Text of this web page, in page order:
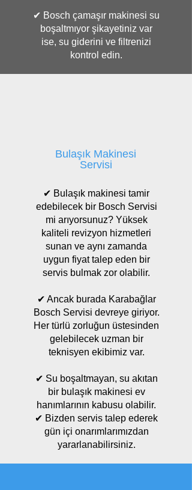
✔ Bosch çamaşır makinesi su
boşaltmıyor şikayetiniz var
ise, su giderini ve filtrenizi
kontrol edin.
Bulaşık Makinesi
Servisi
✔ Bulaşık makinesi tamir
edebilecek bir Bosch Servisi
mi arıyorsunuz? Yüksek
kaliteli revizyon hizmetleri
sunan ve aynı zamanda
uygun fiyat talep eden bir
servis bulmak zor olabilir.
✔ Ancak burada Karabağlar
Bosch Servisi devreye giriyor.
Her türlü zorluğun üstesinden
gelebilecek uzman bir
teknisyen ekibimiz var.
✔ Su boşaltmayan, su akıtan
bir bulaşık makinesi ev
hanımlarının kabusu olabilir.
✔ Bizden servis talep ederek
gün içi onarımlarımızdan
yararlanabilirsiniz.